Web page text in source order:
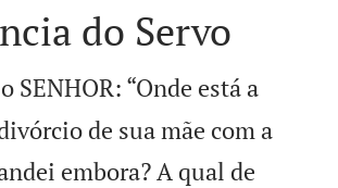
do Servo
SENHOR: “Onde está a
de sua mãe com a
embora? A qual de